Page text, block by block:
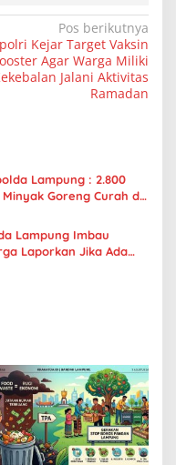
Pos berikutnya
Kejar Target Vaksin
Agar Warga Miliki
Jalani Aktivitas
Ramadan
Lampung : 2.800
Minyak Goreng Curah di
Agar Tidak Ada
Lampung Imbau
Laporkan Jika Ada